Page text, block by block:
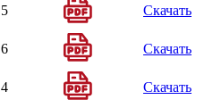
5 Скачать
6 Скачать
4
Скачать